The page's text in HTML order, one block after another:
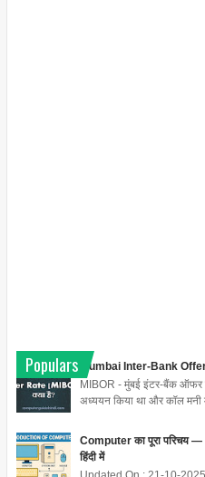
Populars
Mumbai Inter-Bank
MIBOR - मुंबई इंटर-बैंक ऑफर
अध्ययन किया था और कॉल मनी
Computer का पूरा
हिंदी में